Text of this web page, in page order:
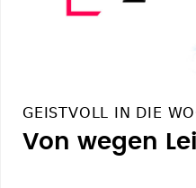
GEISTVOLL IN DIE
Von wegen